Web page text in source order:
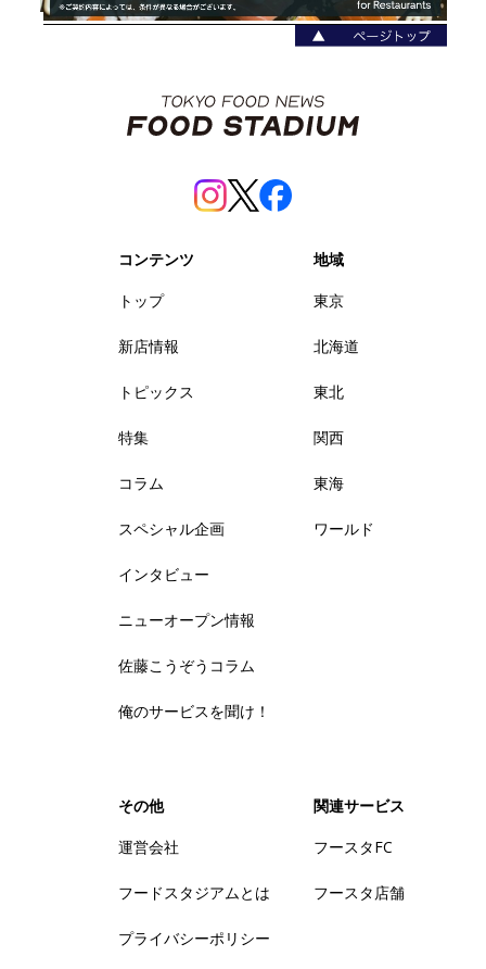
コンテンツ
トップ
新店情報
トピックス
特集
コラム
スペシャル企画
インタビュー
ニューオープン情報
佐藤こうぞうコラム
俺のサービスを聞け！
地域
東京
北海道
東北
関西
東海
ワールド
その他
運営会社
フードスタジアムとは
プライバシーポリシー
関連サービス
フースタFC
フースタ店舗